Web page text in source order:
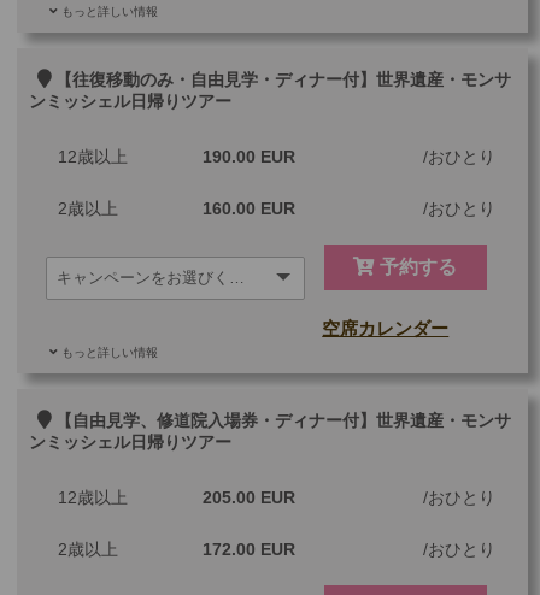
もっと詳しい情報
その他【往復移動のみ・自由見学・ディナー付】世界遺産・モンサ
ンミッシェル日帰りツアー
12歳以上 190.00 EUR おひとり
2歳以上 160.00 EUR おひとり
予約する
もっと詳しい情報
空席カレンダー
その他【自由見学、修道院入場券・ディナー付】世界遺産・モンサ
ンミッシェル日帰りツアー
12歳以上 205.00 EUR おひとり
2歳以上 172.00 EUR おひとり